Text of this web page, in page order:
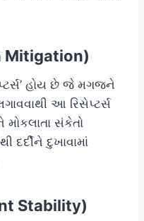
Mitigation)
હોય છે જે મગજને
આ રિસેપ્ટર્સ
સંકેતો
દુખાવામાં
Stability)